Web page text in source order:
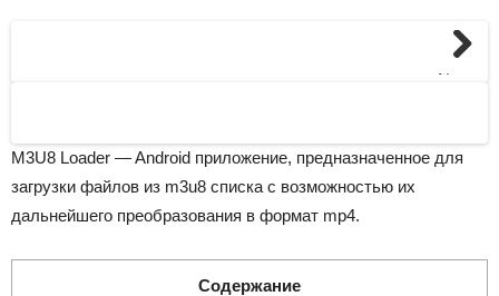
Next
M3U8 Loader — Android приложение, предназначенное для
загрузки файлов из m3u8 списка с возможностью их
дальнейшего преобразования в формат mp4.
Содержание